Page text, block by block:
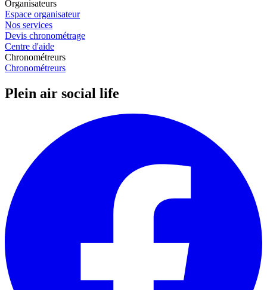
Organisateurs
Espace organisateur
Nos services
Devis chronométrage
Centre d'aide
Chronométreurs
Chronométreurs
Plein air social life